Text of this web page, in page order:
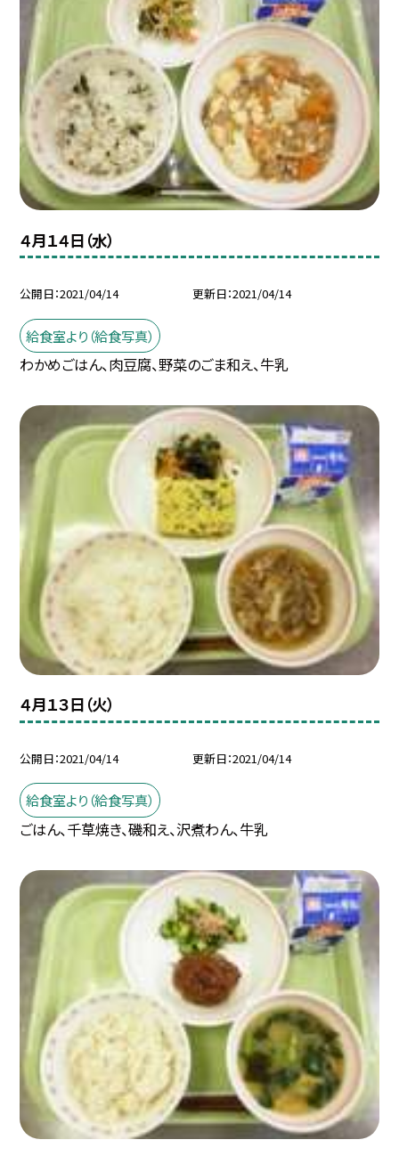
４月１４日（水）
公開日 2021/04/14 更新日 2021/04/14
給食室より（給食写真）
わかめごはん、肉豆腐、野菜のごま和え、牛乳
４月１３日（火）
公開日 2021/04/14 更新日 2021/04/14
給食室より（給食写真）
ごはん、千草焼き、磯和え、沢煮わん、牛乳